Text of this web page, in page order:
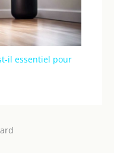
il essentiel pour